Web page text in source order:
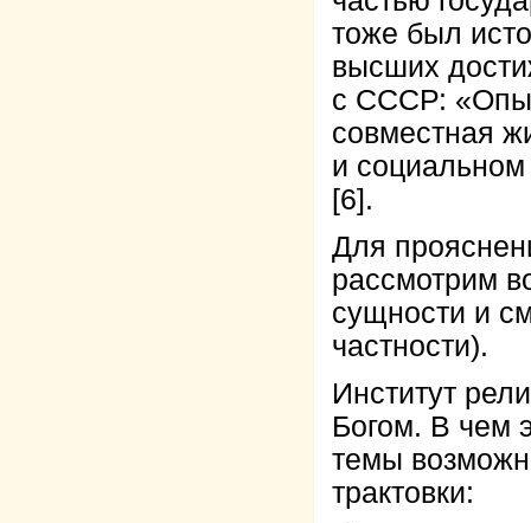
тоже был
высших
с СССР:
совместная
и
[6] .
Для
рассмотрим
сущности и
частности).
Институт
Богом. В чем
темы
трактовки: